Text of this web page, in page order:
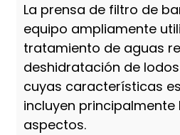
La prensa de filtro de
equipo ampliamente
tratamiento de aguas
deshidratación de
cuyas características
incluyen principalmente
aspectos.